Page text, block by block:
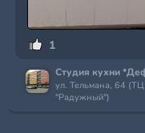
1
ул. Тельмана, 64 (ТЦ
"Радужный")